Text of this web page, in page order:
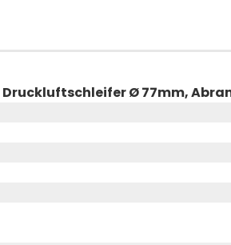
Druckluftschleifer Ø 77mm,